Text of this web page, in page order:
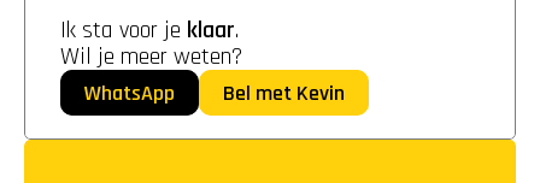
Ik sta voor je klaar.
Wil je meer weten?
WhatsApp Bel met Kevin